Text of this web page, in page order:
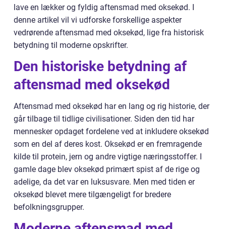
lave en lækker og fyldig aftensmad med oksekød. I
denne artikel vil vi udforske forskellige aspekter
vedrørende aftensmad med oksekød, lige fra historisk
betydning til moderne opskrifter.
Den historiske betydning af
aftensmad med oksekød
Aftensmad med oksekød har en lang og rig historie, der
går tilbage til tidlige civilisationer. Siden den tid har
mennesker opdaget fordelene ved at inkludere oksekød
som en del af deres kost. Oksekød er en fremragende
kilde til protein, jern og andre vigtige næringsstoffer. I
gamle dage blev oksekød primært spist af de rige og
adelige, da det var en luksusvare. Men med tiden er
oksekød blevet mere tilgængeligt for bredere
befolkningsgrupper.